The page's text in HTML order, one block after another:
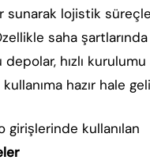
sunarak lojistik
saha şartlarında
depolar, hızlı
hazır hale
girişlerinde kullanılan